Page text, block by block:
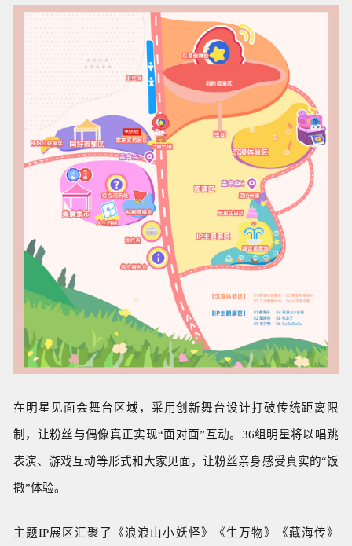
在明星见面会舞台区域，采用创新舞台设计打破传统距离限
制，让粉丝与偶像真正实现“面对面”互动。36组明星将以唱跳
表演、游戏互动等形式和大家见面，让粉丝亲身感受真实的“饭
撒”体验。
主题IP展区汇聚了《浪浪山小妖怪》《生万物》《藏海传》